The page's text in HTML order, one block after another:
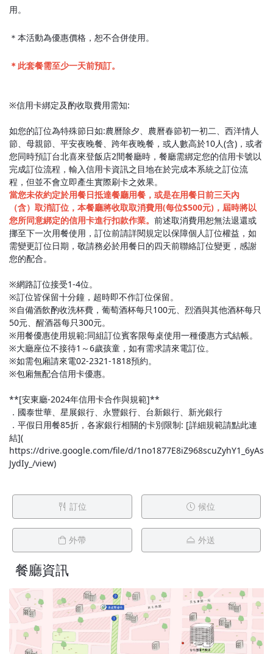
用。
＊本活動為優惠價格，恕不合併使用。
＊此套餐需至少一天前預訂。
※信用卡綁定及酌收取費用需知:
如您的訂位為特殊節日如:農曆除夕、農曆春節初一初二、西洋情人
節、母親節、平安夜晚餐、跨年夜晚餐，或人數高於10人(含)，或者
您同時預訂台北喜來登飯店2間餐廳時，餐廳需綁定您的信用卡號以
完成訂位流程，輸入信用卡資訊之目地在於完成本系統之訂位流
程，但並不會立即產生實際刷卡之效果。
當您未依約定於用餐日抵達餐廳用餐，或是在用餐日前三天內
（含）取消訂位，本餐廳將收取取消費用(每位$500元)，屆時將以
您所同意綁定的信用卡進行扣款作業。 前述取消費用恕無法退還或
挪至下一次用餐使用，訂位前請詳閱規定以保障個人訂位權益，如
需變更訂位日期，敬請務必於用餐日的四天前聯絡訂位變更，感謝
您的配合。
※網路訂位接受1-4位。
※訂位皆保留十分鐘，超時即不作訂位保留。
※自備酒飲酌收洗杯費，葡萄酒杯每只100元、烈酒與其他酒杯每只
50元、醒酒器每只300元。
※用餐優惠使用規範:同組訂位賓客限每桌使用一種優惠方式結帳。
※大廳座位不接待1～6歲孩童，如有需求請來電訂位。
※如需包廂請來電02-2321-1818預約。
※包廂無配合信用卡優惠。
**[安東廳-2024年信用卡合作與規範]**
．國泰世華、星展銀行、永豐銀行、台新銀行、新光銀行
．平假日用餐85折，各家銀行相關的卡別限制: [詳細規範請點此連
結](
https://drive.google.com/file/d/1no1877E8iZ968scuZyhY1_6yAs
JydIy_/view)
訂位 候位
外帶 外送
餐廳資訊